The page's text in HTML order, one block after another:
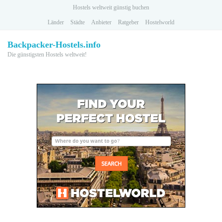
Hostels weltweit günstig buchen
Länder Städte Anbieter Ratgeber Hostelworld
Backpacker-Hostels.info
Die günstigsten Hostels weltweit!